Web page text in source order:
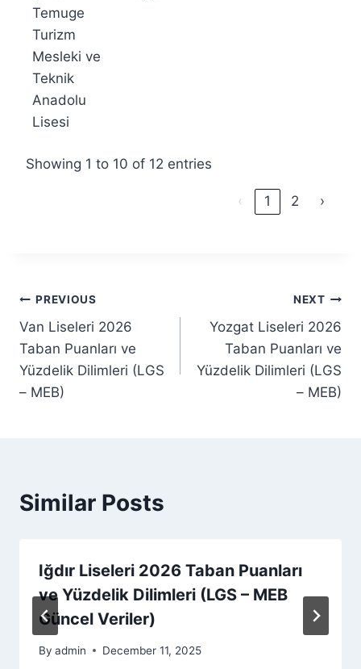
Temuge
Turizm
Mesleki ve
Teknik
Anadolu
Lisesi
Showing 1 to 10 of 12 entries
‹ 1 2 ›
Post
navigation
PREVIOUS
Van Liseleri 2026
Taban Puanları ve
Yüzdelik Dilimleri (LGS
– MEB)
NEXT
Yozgat Liseleri 2026
Taban Puanları ve
Yüzdelik Dilimleri (LGS
– MEB)
Similar Posts
Iğdır Liseleri 2026 Taban Puanları
ve Yüzdelik Dilimleri (LGS – MEB
Güncel Veriler)
By admin December 11, 2025